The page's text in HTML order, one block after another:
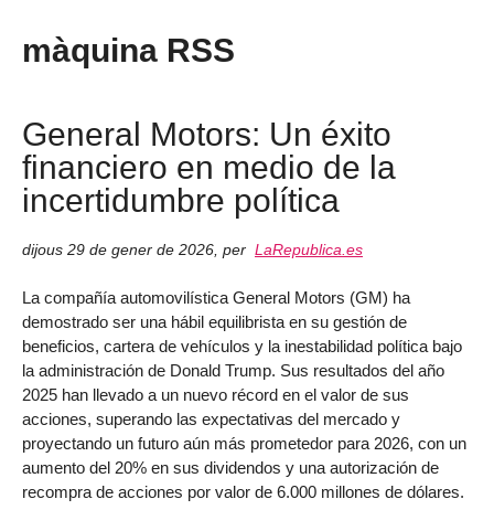
màquina RSS
General Motors: Un éxito
financiero en medio de la
incertidumbre política
dijous 29 de gener de 2026 per LaRepublica.es
La compañía automovilística General Motors (GM) ha
demostrado ser una hábil equilibrista en su gestión de
beneficios, cartera de vehículos y la inestabilidad política bajo
la administración de Donald Trump. Sus resultados del año
2025 han llevado a un nuevo récord en el valor de sus
acciones, superando las expectativas del mercado y
proyectando un futuro aún más prometedor para 2026, con un
aumento del 20% en sus dividendos y una autorización de
recompra de acciones por valor de 6.000 millones de dólares.